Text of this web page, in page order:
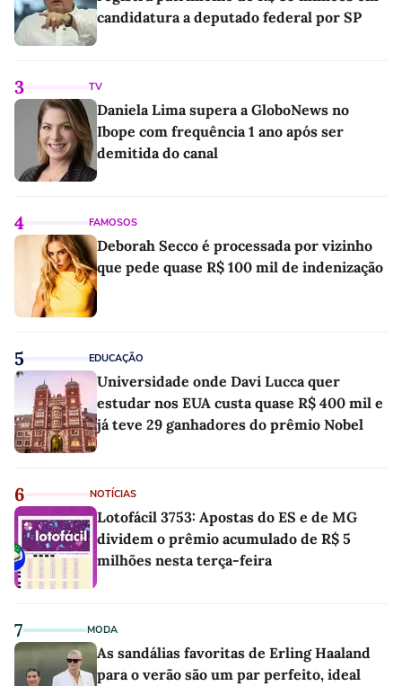
candidatura a deputado federal por SP
3 TV
Daniela Lima supera a GloboNews no
Ibope com frequência 1 ano após ser
demitida do canal
4 FAMOSOS
Deborah Secco é processada por vizinho
que pede quase R$ 100 mil de indenização
5 EDUCAÇÃO
Universidade onde Davi Lucca quer
estudar nos EUA custa quase R$ 400 mil e
já teve 29 ganhadores do prêmio Nobel
6 NOTÍCIAS
Lotofácil 3753: Apostas do ES e de MG
dividem o prêmio acumulado de R$ 5
milhões nesta terça-feira
7 MODA
As sandálias favoritas de Erling Haaland
para o verão são um par perfeito, ideal